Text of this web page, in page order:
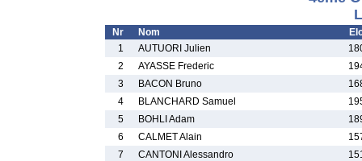
Nr Nom
1
AUTUORI Julien
2
AYASSE Frederic
3
BACON Bruno
4
BLANCHARD Samuel
5
BOHLI Adam
6
CALMET Alain
7
CANTONI Alessandro